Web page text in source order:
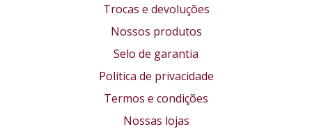
Trocas e devoluções
Nossos produtos
Selo de garantia
Política de privacidade
Termos e condições
Nossas lojas